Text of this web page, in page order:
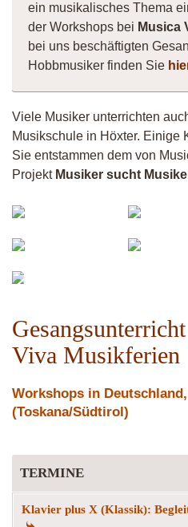
ein musikalisches Thema
der Workshops bei Musica
bei uns beschäftigten
Hobbmusiker finden Sie
Viele Musiker unterrichten
Musikschule in Höxter. Einige
Sie entstammen dem von
Projekt Musiker sucht
Khadira
Viva Musikferien
Workshops in
(Toskana/Südtirol)
TERMINE
Klavier plus X (Klassik):